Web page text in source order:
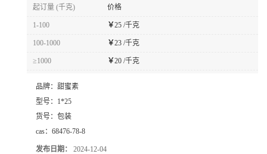
起订量 (千克) 价格
1-100 ￥25 /千克
100-1000 ￥23 /千克
≥1000 ￥20 /千克
品牌： 甜蜜素
型号： 1*25
货号： 包装
cas： 68476-78-8
发布日期： 2024-12-04